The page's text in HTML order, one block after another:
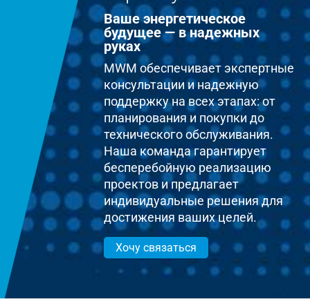
Ваше энергетическое
будущее — в надежных
руках
MWM обеспечивает экспертные
консультации и надежную
поддержку на всех этапах: от
планирования и покупки до
технического обслуживания.
Наша команда гарантирует
бесперебойную реализацию
проектов и предлагает
индивидуальные решения для
достижения ваших целей.
Хочу связаться